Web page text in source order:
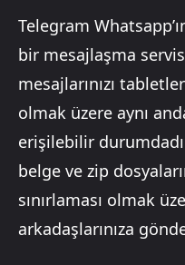
Telegram
bir mesajlaşma
mesajlarınızı
olmak üzere aynı
erişilebilir
belge ve zip
sınırlaması olmak
arkadaşlarınıza